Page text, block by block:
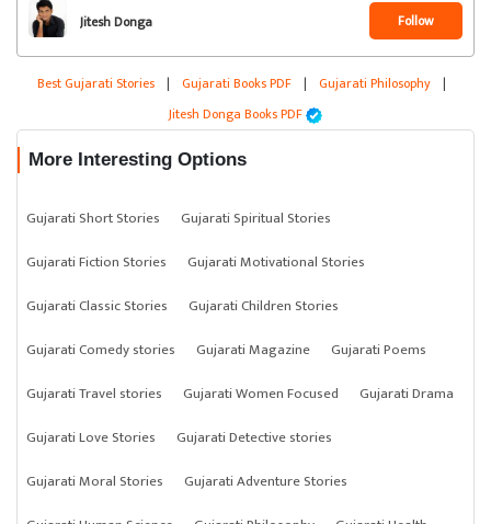
Jitesh Donga Follow
Best Gujarati Stories | Gujarati Books PDF | Gujarati Philosophy |
Jitesh Donga Books PDF
More Interesting Options
Gujarati Short Stories
Gujarati Spiritual Stories
Gujarati Fiction Stories
Gujarati Motivational Stories
Gujarati Classic Stories
Gujarati Children Stories
Gujarati Comedy stories
Gujarati Magazine
Gujarati Poems
Gujarati Travel stories
Gujarati Women Focused
Gujarati Drama
Gujarati Love Stories
Gujarati Detective stories
Gujarati Moral Stories
Gujarati Adventure Stories